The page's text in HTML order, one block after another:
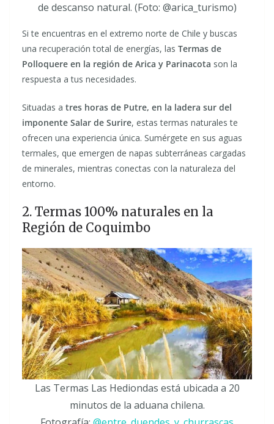
de descanso natural. (Foto: @arica_turismo)
Si te encuentras en el extremo norte de Chile y buscas
una recuperación total de energías, las Termas de
Polloquere en la región de Arica y Parinacota son la
respuesta a tus necesidades.
Situadas a tres horas de Putre, en la ladera sur del
imponente Salar de Surire, estas termas naturales te
ofrecen una experiencia única. Sumérgete en sus aguas
termales, que emergen de napas subterráneas cargadas
de minerales, mientras conectas con la naturaleza del
entorno.
2. Termas 100% naturales en la
Región de Coquimbo
Las Termas Las Hediondas está ubicada a 20
minutos de la aduana chilena.